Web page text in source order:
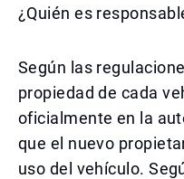
¿Quién es
Según las
propiedad de cada
oficialmente en la
que el nuevo
uso del vehículo.